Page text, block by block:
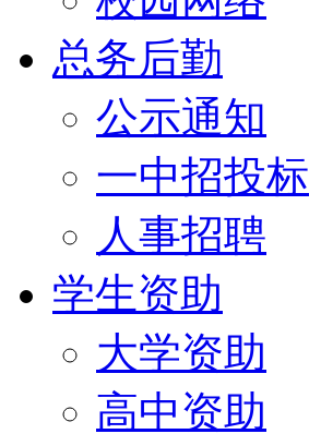
总务后勤
公示通知
一中招投标
人事招聘
学生资助
大学资助
高中资助